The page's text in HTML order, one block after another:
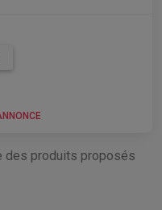
des produits proposés